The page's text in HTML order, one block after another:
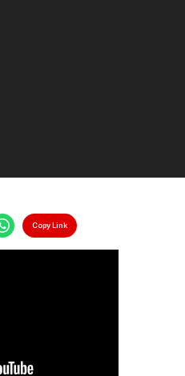
Copy Link